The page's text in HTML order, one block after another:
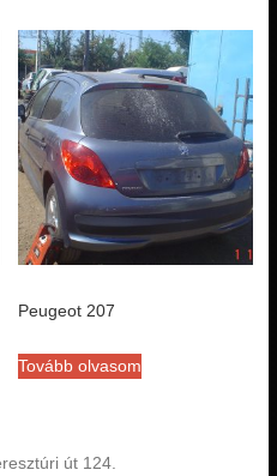
Peugeot 207
Tovább olvasom
út 124.